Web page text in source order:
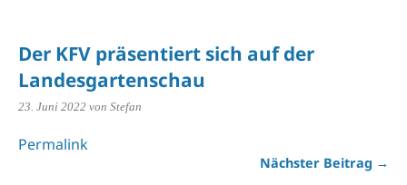
Der KFV präsentiert sich auf der
Landesgartenschau
23. Juni 2022 von Stefan
Permalink
Nächster Beitrag →